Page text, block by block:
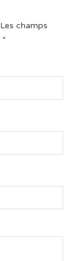
Les champs
*